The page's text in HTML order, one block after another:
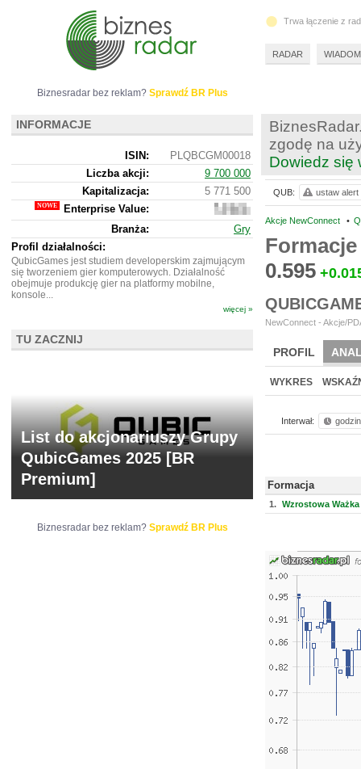
zgodę na
Dowiedz się
Akcje NewConnect •
0.595
NewConnect - Akcje/
PROFIL
BR LAB
WYKRES
Interwał:
Formacja
1. Wzrostowa
QUB: ustaw alert
Biznesradar bez reklam? Sprawdź BR Plus
INFORMACJE
ISIN:
PLQBCGM00018
Liczba akcji:
9 700 000
Kapitalizacja:
5 771 500
Enterprise Value:
2
562
500
Branża:
Gry
Profil działalności:
QubicGames jest studiem developerskim zajmującym
się tworzeniem gier komputerowych. Działalność
obejmuje produkcję gier na platformy mobilne,
konsole...
więcej »
TU ZACZNIJ
List do akcjonariuszy Grupy
QubicGames 2025 [BR
Premium]
Biznesradar bez reklam? Sprawdź BR Plus
Trwa łączenie z
RADAR